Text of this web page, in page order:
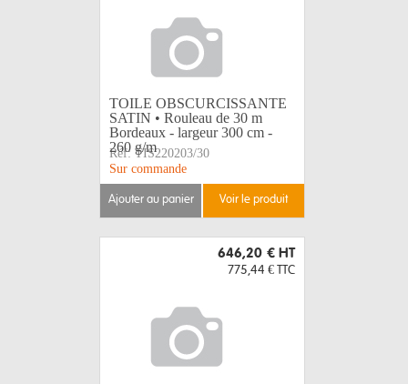
TOILE OBSCURCISSANTE
SATIN • Rouleau de 30 m
Bordeaux - largeur 300 cm -
260 g/m
Réf: TIS220203/30
Sur commande
ajouter au panier voir le produit
646,20 € HT
775,44 € TTC